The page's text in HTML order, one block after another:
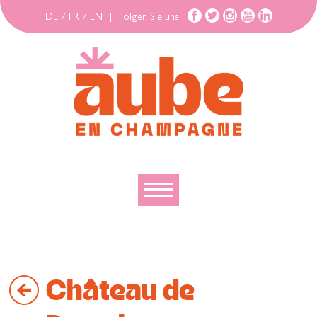
DE / FR / EN Folgen Sie uns!
Bewegen
Gehäuse
Château de